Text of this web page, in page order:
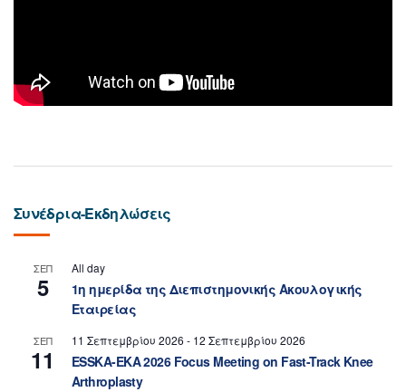
Συνέδρια-Εκδηλώσεις
ΣΕΠ
5
All day
1η ημερίδα της Διεπιστημονικής Ακουλογικής
Εταιρείας
ΣΕΠ
11
11 Σεπτεμβρίου 2026 - 12 Σεπτεμβρίου 2026
ESSKA-EKA 2026 Focus Meeting on Fast-Track Knee
Arthroplasty